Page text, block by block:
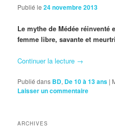
Publié le24 novembre 2013
Le mythe de Médée réinventé
femme libre, savante et
Continuer la lecture →
Publié dans BD, De 10 à 13 ans |
Laisser un commentaire
ARCHIVES